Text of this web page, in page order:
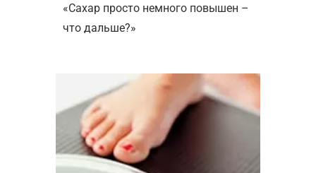
«Сахар просто немного повышен –
что дальше?»